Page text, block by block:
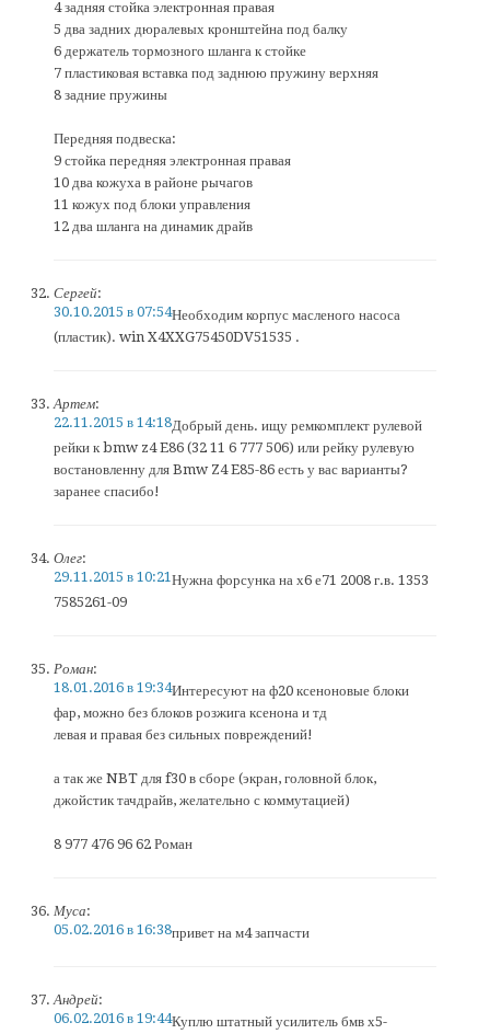
4 задняя стойка электронная правая
5 два задних дюралевых кронштейна под балку
6 держатель тормозного шланга к стойке
7 пластиковая вставка под заднюю пружину верхняя
8 задние пружины
Передняя подвеска:
9 стойка передняя электронная правая
10 два кожуха в районе рычагов
11 кожух под блоки управления
12 два шланга на динамик драйв
Сергей:
30.10.2015 в 07:54Необходим корпус масленого насоса
(пластик). win X4XXG75450DV51535 .
Артем:
22.11.2015 в 14:18Добрый день. ищу ремкомплект рулевой
рейки к bmw z4 E86 (32 11 6 777 506) или рейку рулевую
востановленну для Bmw Z4 E85-86 есть у вас варианты?
заранее спасибо!
Олег:
29.11.2015 в 10:21Нужна форсунка на х6 е71 2008 г.в. 1353
7585261-09
Роман:
18.01.2016 в 19:34Интересуют на ф20 ксеноновые блоки
фар, можно без блоков розжига ксенона и тд
левая и правая без сильных повреждений!
а так же NBT для f30 в сборе (экран, головной блок,
джойстик тачдрайв, желательно с коммутацией)
8 977 476 96 62 Роман
Муса:
05.02.2016 в 16:38привет на м4 запчасти
Андрей:
06.02.2016 в 19:44Куплю штатный усилитель бмв х5-